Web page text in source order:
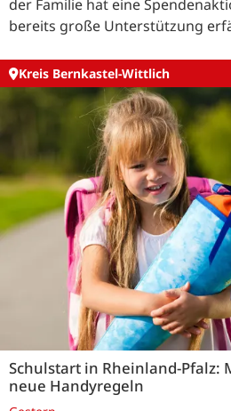
der Familie hat eine
bereits große Unterstützung
Kreis Bernkastel-Wittlich
Schulstart in Rheinland-Pfalz:
neue Handyregeln